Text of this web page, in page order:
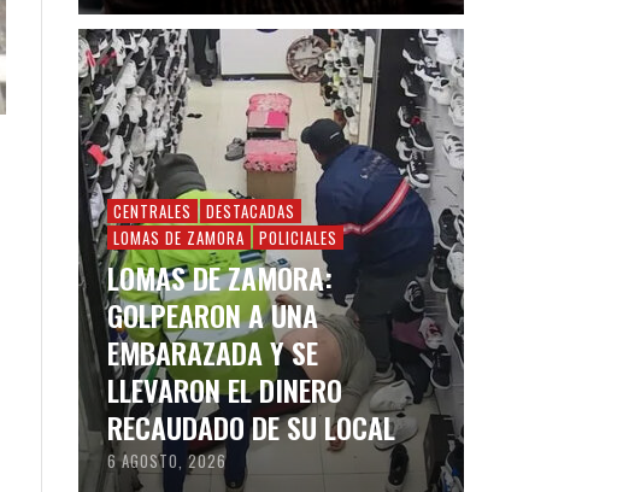
CENTRALES
DESTACADAS
LOMAS DE ZAMORA
POLICIALES
LOMAS DE ZAMORA:
GOLPEARON A UNA
EMBARAZADA Y SE
LLEVARON EL DINERO
RECAUDADO DE SU LOCAL
6 AGOSTO, 2026